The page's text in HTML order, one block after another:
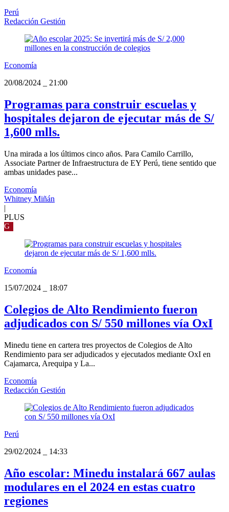
Perú
Redacción Gestión
Economía
20/08/2024
21:00
Programas para construir escuelas y
hospitales dejaron de ejecutar más de S/
1,600 mlls.
Una mirada a los últimos cinco años. Para Camilo Carrillo,
Associate Partner de Infraestructura de EY Perú, tiene sentido que
ambas unidades pase...
Economía
Whitney Miñán
|
PLUS
G
Economía
15/07/2024
18:07
Colegios de Alto Rendimiento fueron
adjudicados con S/ 550 millones vía OxI
Minedu tiene en cartera tres proyectos de Colegios de Alto
Rendimiento para ser adjudicados y ejecutados mediante OxI en
Cajamarca, Arequipa y La...
Economía
Redacción Gestión
Perú
29/02/2024
14:33
Año escolar: Minedu instalará 667 aulas
modulares en el 2024 en estas cuatro
regiones